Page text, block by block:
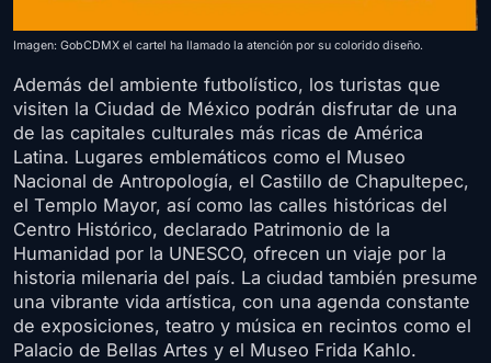
Imagen: GobCDMX el cartel ha llamado la atención por su colorido diseño.
Además del ambiente futbolístico, los turistas que
visiten la Ciudad de México podrán disfrutar de una
de las capitales culturales más ricas de América
Latina. Lugares emblemáticos como el Museo
Nacional de Antropología, el Castillo de Chapultepec,
el Templo Mayor, así como las calles históricas del
Centro Histórico, declarado Patrimonio de la
Humanidad por la UNESCO, ofrecen un viaje por la
historia milenaria del país. La ciudad también presume
una vibrante vida artística, con una agenda constante
de exposiciones, teatro y música en recintos como el
Palacio de Bellas Artes y el Museo Frida Kahlo.